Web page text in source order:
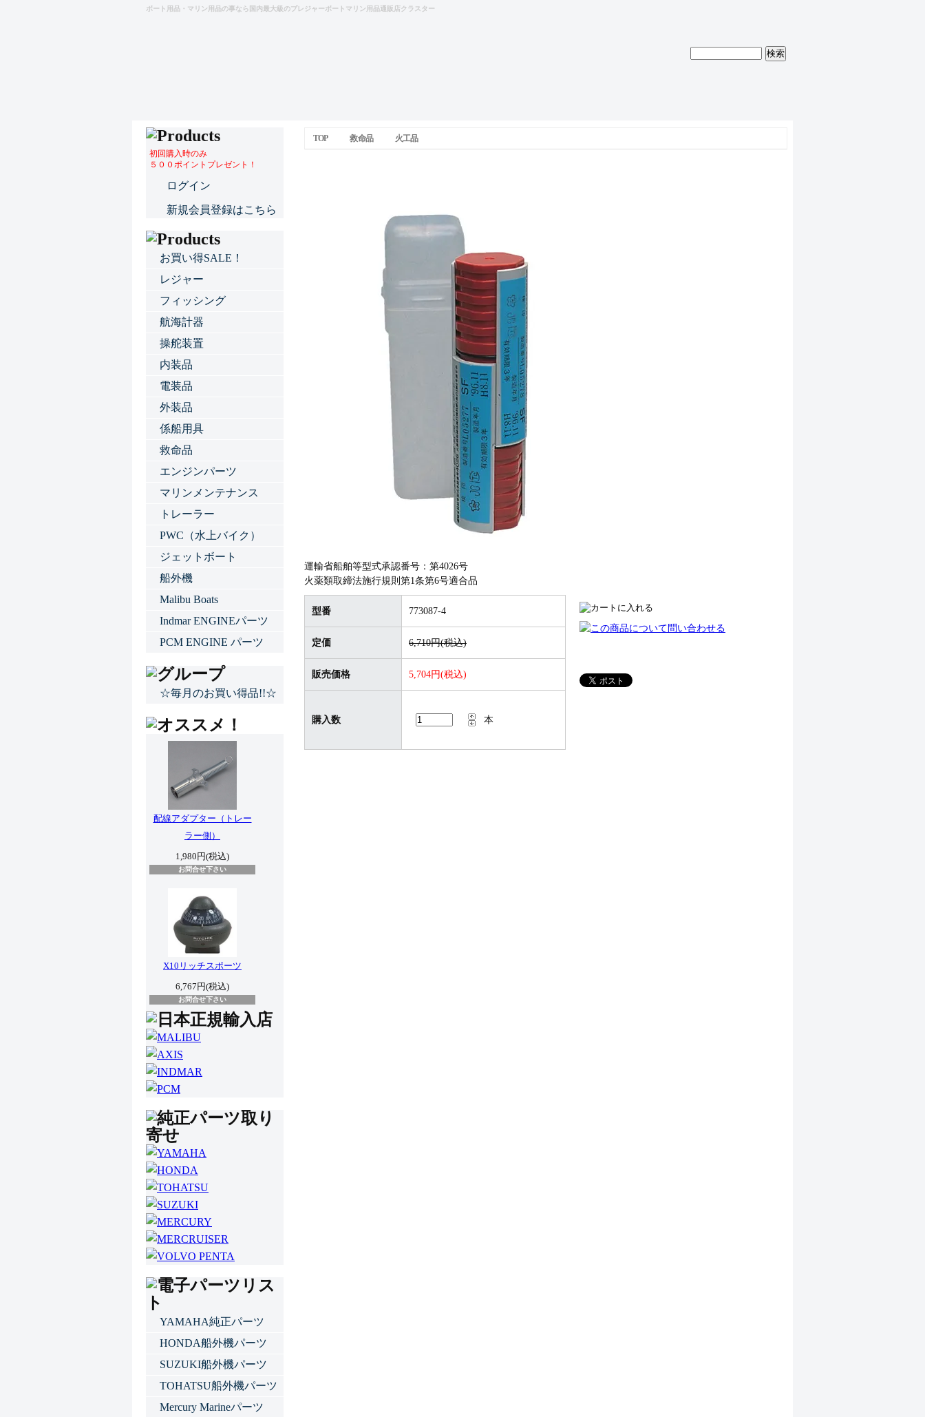
ボート用品・マリン用品の事なら国内最大級のプレジャーボートマリン用品通販店クラスター
TOP 救命品 火工品
運輸省船舶等型式承認番号：第4026号
火薬類取締法施行規則第1条第6号適合品
型番 773087-4
定価 6,710円(税込)
販売価格 5,704円(税込)
購入数 本
初回購入時のみ
５００ポイントプレゼント！
ログイン
新規会員登録はこちら
お買い得SALE！
レジャー
フィッシング
航海計器
操舵装置
内装品
電装品
外装品
係船用具
救命品
エンジンパーツ
マリンメンテナンス
トレーラー
PWC（水上バイク）
ジェットボート
船外機
Malibu Boats
Indmar ENGINEパーツ
PCM ENGINE パーツ
☆毎月のお買い得品!!☆
配線アダプター（トレー
ラー側）
1,980円(税込)
お問合せ下さい
X10リッチスポーツ
6,767円(税込)
お問合せ下さい
YAMAHA純正パーツ
HONDA船外機パーツ
SUZUKI船外機パーツ
TOHATSU船外機パーツ
Mercury Marineパーツ